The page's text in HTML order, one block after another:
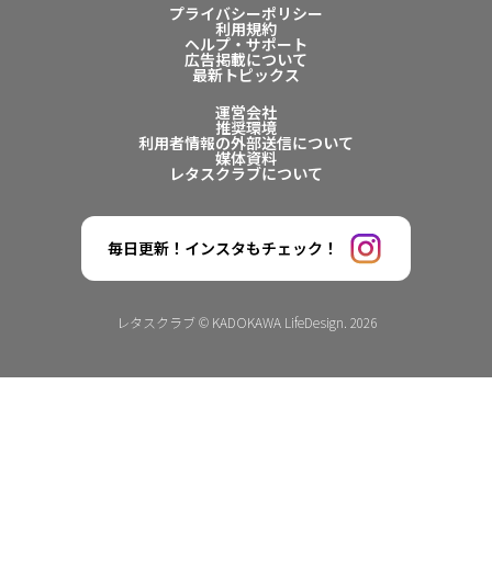
プライバシーポリシー
利用規約
ヘルプ・サポート
広告掲載について
最新トピックス
運営会社
推奨環境
利用者情報の外部送信について
媒体資料
レタスクラブについて
毎日更新！インスタもチェック！
レタスクラブ © KADOKAWA LifeDesign. 2026